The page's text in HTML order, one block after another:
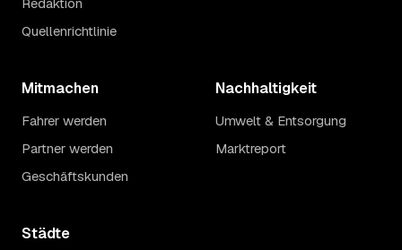
Quellenrichtlinie
Mitmachen
Fahrer werden
Partner werden
Geschäftskunden
Nachhaltigkeit
Umwelt & Entsorgung
Marktreport
Städte